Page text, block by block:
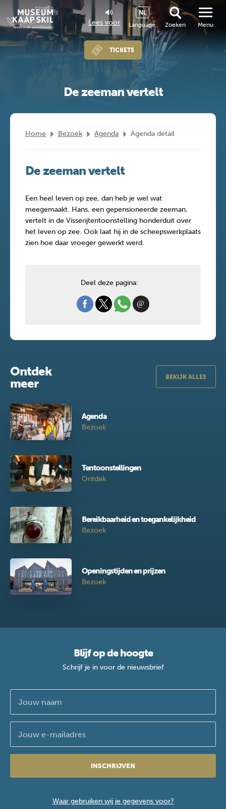
Lees voor Language
NL
Zoeken
TICKETS
Menu
De zeeman vertelt
Home Bezoek Agenda Agenda detail
De zeeman vertelt
Een heel leven op zee, dan heb je wel wat
meegemaakt. Hans, een gepensioneerde zeeman,
vertelt in de Visserijtentoonstelling honderduit over
het leven op zee. Ook laat hij in de scheepswerkplaats
zien hoe daar vroeger gewerkt werd.
Deel deze pagina:
Ontdek
meer
BEKIJK ALLES
Agenda
Bezoek
Tentoonstellingen
Ontdek
Bereikbaarheid en toegankelijkheid
Bezoek
Openingstijden en prijzen
Bezoek
Blijf op de hoogte
Schrijf je in voor de nieuwsbrief
INSCHRIJVEN
Waar gebruiken wij je gegevens voor?